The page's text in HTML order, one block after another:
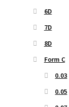
6D
7D
8D
Form C
0.03
0.05